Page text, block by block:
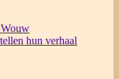
hun verhaal